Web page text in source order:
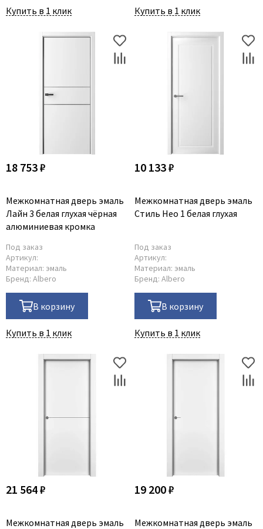
Купить в 1 клик Купить в 1 клик
18 753 ₽
Межкомнатная дверь эмаль
Лайн 3 белая глухая чёрная
алюминиевая кромка
Под заказ
Артикул:
Материал: эмаль
Бренд: Albero
В корзину
Купить в 1 клик
10 133 ₽
Межкомнатная дверь эмаль
Стиль Нео 1 белая глухая
Под заказ
Артикул:
Материал: эмаль
Бренд: Albero
В корзину
Купить в 1 клик
21 564 ₽
Межкомнатная дверь эмаль
19 200 ₽
Межкомнатная дверь эмаль